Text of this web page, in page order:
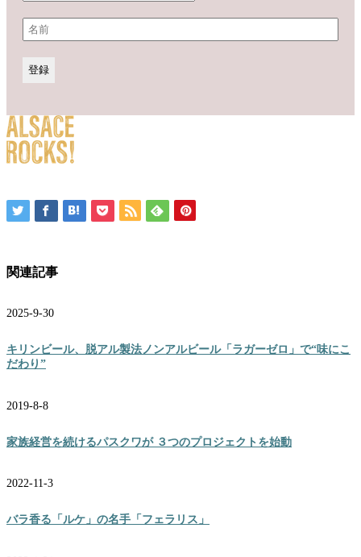
関連記事
2025-9-30
キリンビール、脱アル製法ノンアルビール「ラガーゼロ」で“味にこ
だわり”
2019-8-8
家族経営を続けるパスクワが ３つのプロジェクトを始動
2022-11-3
バラ香る「ルケ」の名手「フェラリス」